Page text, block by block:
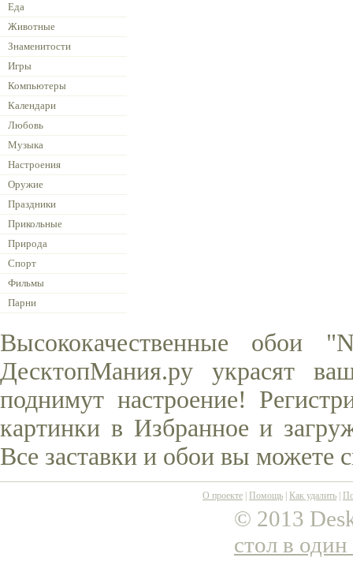
Еда
Животные
Знаменитости
Игры
Компьютеры
Календари
Любовь
Музыка
Настроения
Оружие
Праздники
Прикольные
Природа
Спорт
Фильмы
Парни
Высококачественные обои
ДесктопМания.ру украсят
поднимут настроение!
картинки в Избранное и
Все заставки и обои вы можете
О проекте Помощь Как удалить
© 2013
стол в